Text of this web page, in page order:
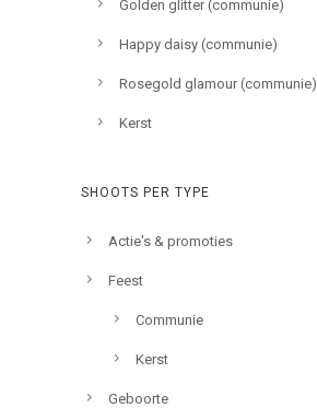
Golden glitter (communie)
Happy daisy (communie)
Rosegold glamour (communie)
Kerst
SHOOTS PER TYPE
Actie's & promoties
Feest
Communie
Kerst
Geboorte